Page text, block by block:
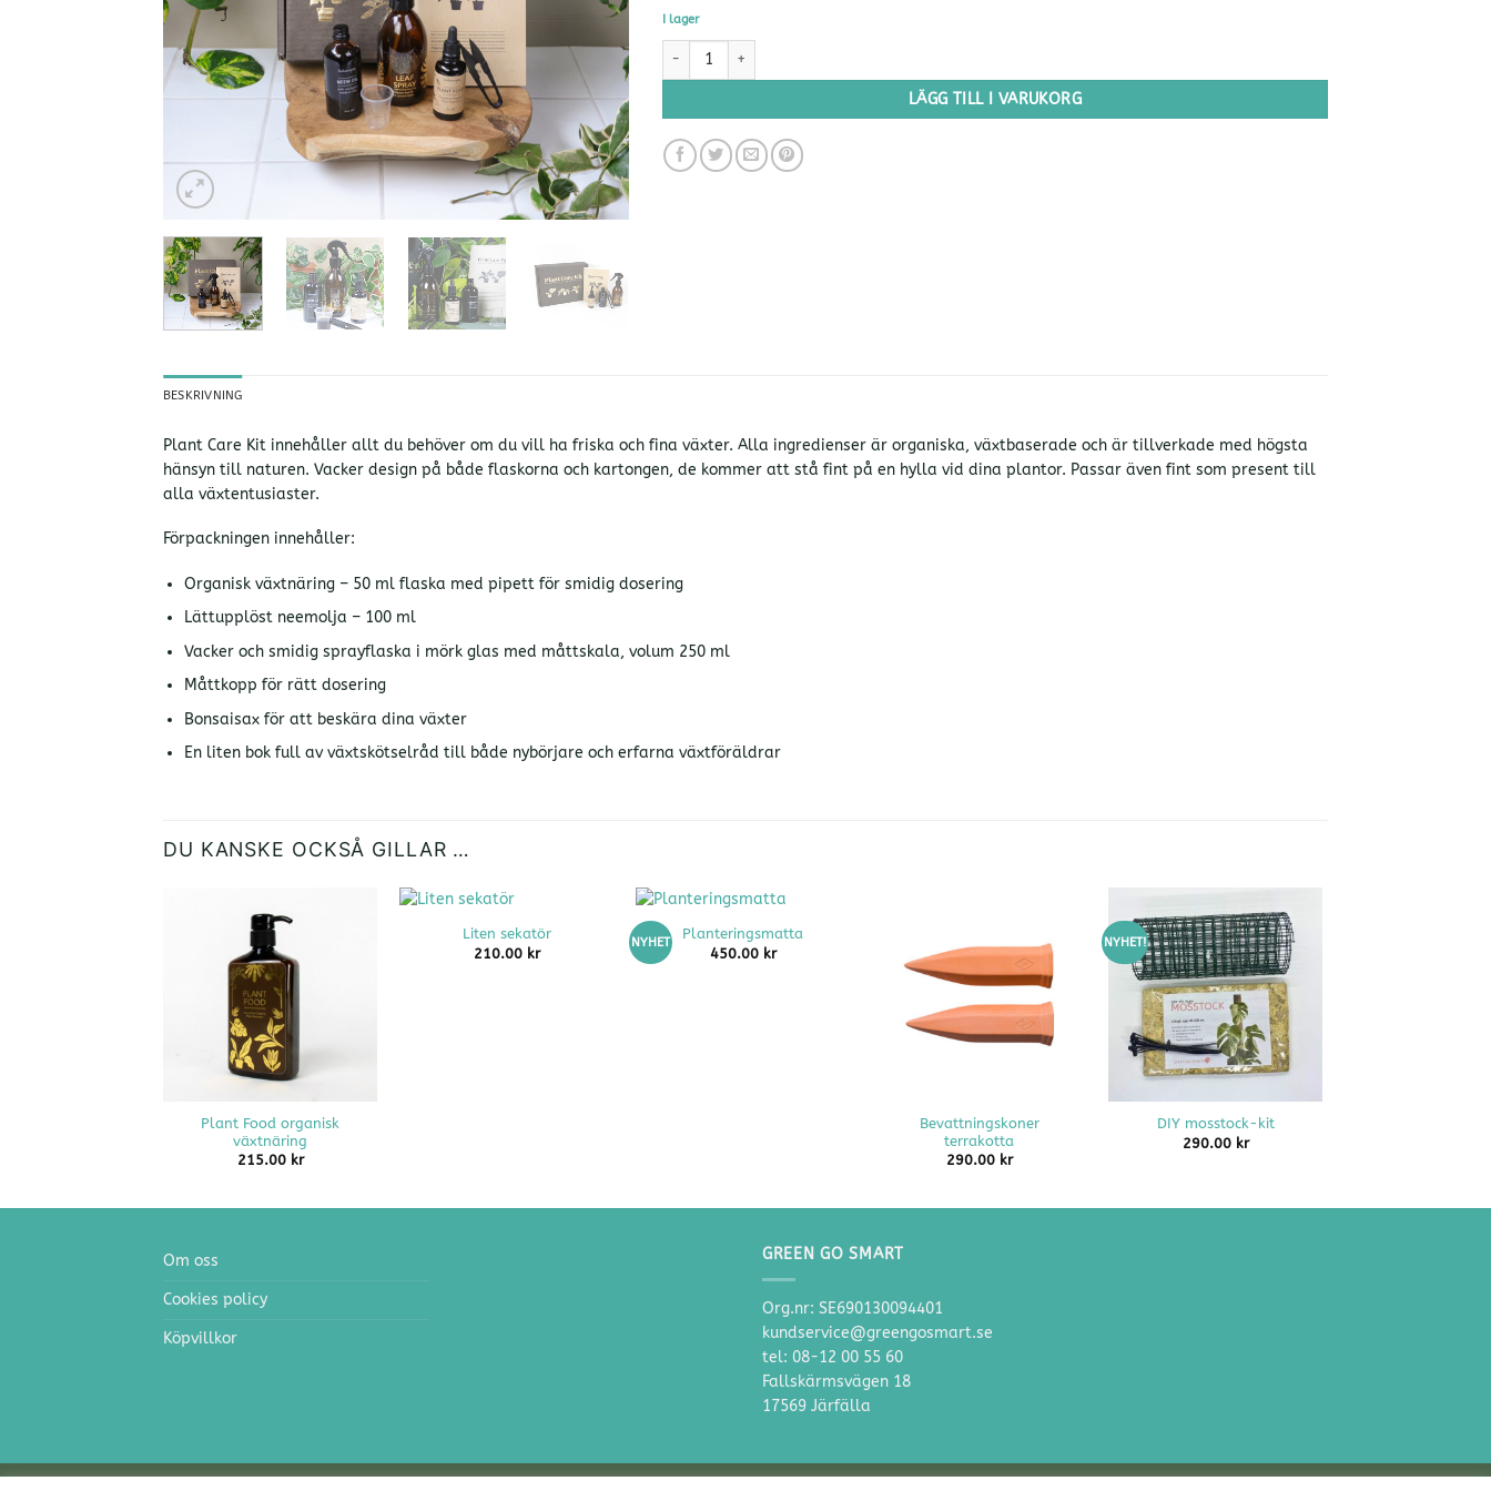
I lager
Plant Care Kit mängd
LÄGG TILL I VARUKORG
BESKRIVNING
Plant Care Kit innehåller allt du behöver om du vill ha friska och fina växter. Alla ingredienser är organiska, växtbaserade och är tillverkade med högsta
hänsyn till naturen. Vacker design på både flaskorna och kartongen, de kommer att stå fint på en hylla vid dina plantor. Passar även fint som present till
alla växtentusiaster.
Förpackningen innehåller:
Organisk växtnäring – 50 ml flaska med pipett för smidig dosering
Lättupplöst neemolja – 100 ml
Vacker och smidig sprayflaska i mörk glas med måttskala, volum 250 ml
Måttkopp för rätt dosering
Bonsaisax för att beskära dina växter
En liten bok full av växtskötselråd till både nybörjare och erfarna växtföräldrar
DU KANSKE OCKSÅ GILLAR …
Plant Food organisk
växtnäring
215.00 kr
+
Liten sekatör
210.00 kr
NYHET
+
Planteringsmatta
450.00 kr
Bevattningskoner
terrakotta
290.00 kr
NYHET!
DIY mosstock-kit
290.00 kr
Om oss
Cookies policy
Köpvillkor
GREEN GO SMART
Org.nr: SE690130094401
kundservice@greengosmart.se
tel: 08-12 00 55 60
Fallskärmsvägen 18
17569 Järfälla